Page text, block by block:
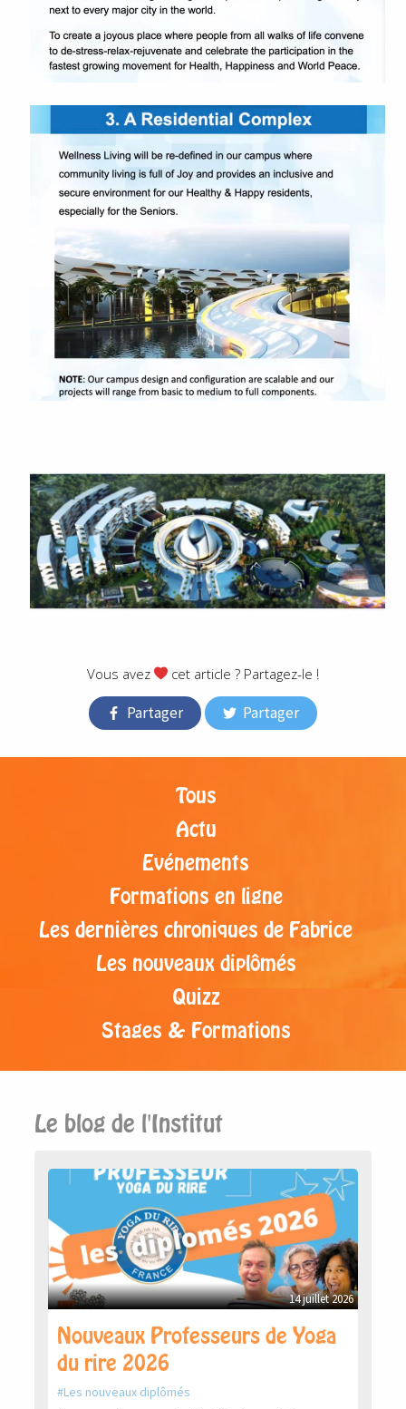
Vous avez cet article ? Partagez-le !
Partager Partager
Tous
Actu
Evénements
Formations en ligne
Les dernières chroniques de Fabrice
Les nouveaux diplômés
Quizz
Stages & Formations
Le blog de l'Institut
14 juillet 2026
Nouveaux Professeurs de Yoga
du rire 2026
Les nouveaux diplômés